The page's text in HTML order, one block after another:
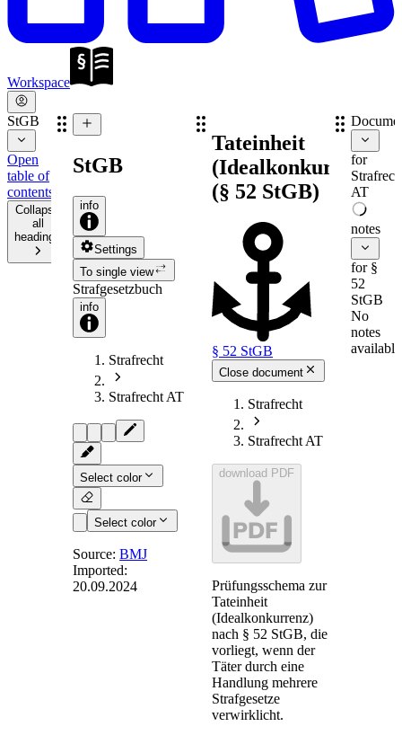
Workspace
StGB
Open
table of
contents
Collapse
all
headings
StGB
info
Settings
To single view
Strafgesetzbuch
info
Strafrecht
Strafrecht AT
Select color
Select color
§ 52-
Source:BMJ
Imported:
20.09.2024
Tateinheit
(Idealkonkurrenz)
(§ 52 StGB)
§ 52 StGB
Close document
Strafrecht
Strafrecht AT
download PDF
PDF
Prüfungsschema zur
Tateinheit
(Idealkonkurrenz)
nach § 52 StGB, die
vorliegt, wenn der
Täter durch eine
Handlung mehrere
Strafgesetze
verwirklicht.
for
AT
notes
for §
52
StGB
No
notes